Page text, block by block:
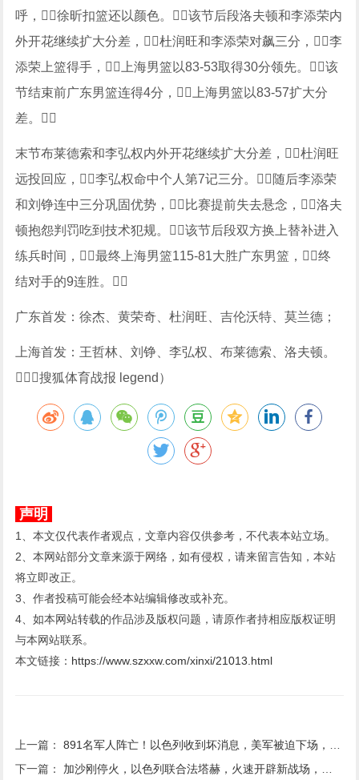
呼，徐昕扣篮还以颜色。该节后段洛夫顿和李添荣内
外开花继续扩大分差，杜润旺和李添荣对飙三分，李
添荣上篮得手，上海男篮以83-53取得30分领先。该
节结束前广东男篮连得4分，上海男篮以83-57扩大分
差。
末节布莱德索和李弘权内外开花继续扩大分差，杜润旺
远投回应，李弘权命中个人第7记三分。随后李添荣
和刘铮连中三分巩固优势，比赛提前失去悬念，洛夫
顿抱怨判罚吃到技术犯规。该节后段双方换上替补进入
练兵时间，最终上海男篮115-81大胜广东男篮，终
结对手的9连胜。
广东首发：徐杰、黄荣奇、杜润旺、吉伦沃特、莫兰德；
上海首发：王哲林、刘铮、李弘权、布莱德索、洛夫顿。
（搜狐体育战报 legend）
声明
1、本文仅代表作者观点，文章内容仅供参考，不代表本站立场。
2、本网站部分文章来源于网络，如有侵权，请来留言告知，本站
将立即改正。
3、作者投稿可能会经本站编辑修改或补充。
4、如本网站转载的作品涉及版权问题，请原作者持相应版权证明
与本网站联系。
本文链接： https://www.szxxw.com/xinxi/21013.html
上一篇：891名军人阵亡！以色列收到坏消息，美军被迫下场，定要血战到底！
下一篇： 加沙刚停火，以色列联合法塔赫，火速开辟新战场，中方提4个关键